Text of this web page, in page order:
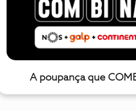
A poupança que